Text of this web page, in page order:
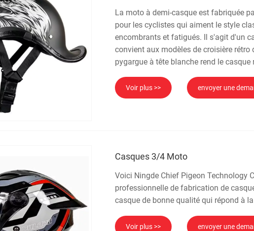
La moto à demi-casque est fabriquée
pour les cyclistes qui aiment le style
encombrants et fatigués. Il s'agit d'un
convient aux modèles de croisière
pygargue à tête blanche rend le casque
Voir plus >> envoyer une
Casques 3/4 Moto
Voici Ningde Chief Pigeon Technology
professionnelle de fabrication de
casque de bonne qualité qui répond à
Voir plus >> envoyer une